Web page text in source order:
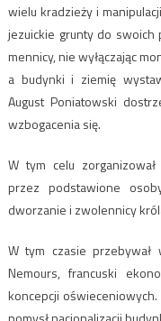
wielu kradzieży i
jezuickie grunty do
mennicy, nie wyłączając
a budynki i ziemię
August Poniatowski
wzbogacenia się.
W tym celu
przez podstawione
dworzanie i zwolennicy
W tym czasie
Nemours, francuski
koncepcji oświeceniowych.